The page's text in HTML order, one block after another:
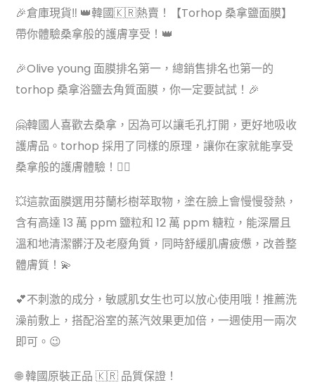
was:
$73.00.
is:
$42.99.
🎉倉庫現貨‼ 👑韓國🇰🇷熱賣！【Torhop 桑拿鹽面膜】
帶你體驗桑拿般的護膚享受！👑
🎉Olive young 面膜排名第一，總銷售排名也第一的
torhop 桑拿浴鹽去角質面膜，你一定要試試！🎉
🤗韓國人喜歡去桑拿，因為可以讓毛孔打開，更好地吸收
護膚品。torhop 採用了同樣的原理，讓你在家就能享受
桑拿般的護膚體驗！💆‍♀️
💥這款面膜選用芬蘭杉樹萃取物，塗在臉上會慢慢發熱，
含有高達 13 萬 ppm 鹽粒和 12 萬 ppm 糖粒，能深層且
溫和地清潔髒汙及老廢角質，同時舒緩肌膚疲憊，改善整
體膚質！💫
💕不刺激的成分，敏感肌女生也可以放心使用哦！推薦洗
澡前敷上，搭配浴室的蒸汽效果更加倍，一週使用一兩次
即可。😉
🌐 韓國原裝正品 🇰🇷 品質保證！